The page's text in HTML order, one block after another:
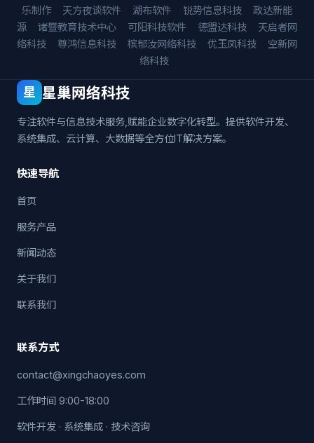
乐制作
天方夜谈软件 湖布软件 锐势信息科技
政达新能
源
诸暨教育技术中心 可阳科技软件 德盟达科技
天启者网
络科技
尊鸿信息科技 槟郁汝网络科技 优玉凤科技
空新网
络科技
星 星巢网络科技
专注软件与信息技术服务,赋能企业数字化转型。提供软件开发、
系统集成、云计算、大数据等全方位IT解决方案。
快速导航
首页
服务产品
新闻动态
关于我们
联系我们
联系方式
contact@xingchaoyes.com
工作时间 9:00-18:00
软件开发 · 系统集成 · 技术咨询